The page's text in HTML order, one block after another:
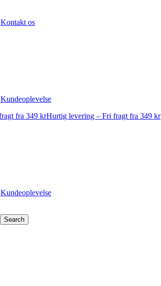
Kontakt os
Kundeoplevelse
Hurtig levering – Fri fragt fra 349 kr
Kundeoplevelse
Search